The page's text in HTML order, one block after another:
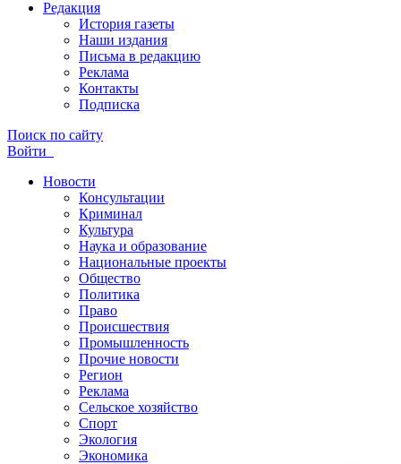
Редакция
История газеты
Наши издания
Письма в редакцию
Реклама
Контакты
Подписка
Поиск по сайту
Войти
Новости
Консультации
Криминал
Культура
Наука и образование
Национальные проекты
Общество
Политика
Право
Происшествия
Промышленность
Прочие новости
Регион
Реклама
Сельское хозяйство
Спорт
Экология
Экономика